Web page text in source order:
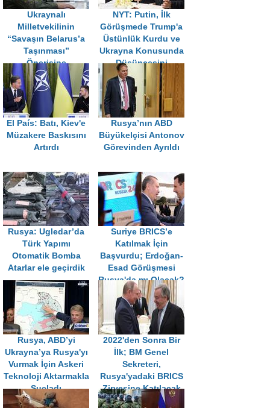
Ukraynalı
Milletvekilinin
“Savaşın Belarus’a
Taşınması”
Önerisine
Medvedev'den Sert
Yanıt
NYT: Putin, İlk
Görüşmede Trump'a
Üstünlük Kurdu ve
Ukrayna Konusunda
Düşüncesini
Şekillendirdi
El País: Batı, Kiev'e
Müzakere Baskısını
Artırdı
Rusya’nın ABD
Büyükelçisi Antonov
Görevinden Ayrıldı
Rusya: Ugledar’da
Türk Yapımı
Otomatik Bomba
Atarlar ele geçirdik
Suriye BRICS’e
Katılmak İçin
Başvurdu; Erdoğan-
Esad Görüşmesi
Rusya'da mı Olacak?
Rusya, ABD’yi
Ukrayna’ya Rusya'yı
Vurmak İçin Askeri
Teknoloji Aktarmakla
Suçladı
2022'den Sonra Bir
İlk; BM Genel
Sekreteri,
Rusya'yadaki BRICS
Zirvesine Katılacak